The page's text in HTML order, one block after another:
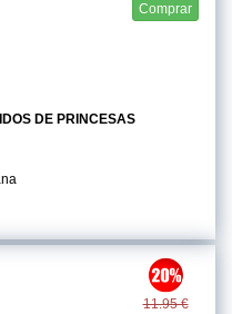
Comprar
DE PRINCESAS
11.95 €